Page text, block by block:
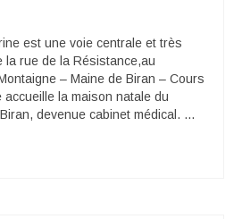
est une voie centrale et très
la rue de la Résistance,au
– Maine de Biran – Cours
la maison natale du
devenue cabinet médical. …